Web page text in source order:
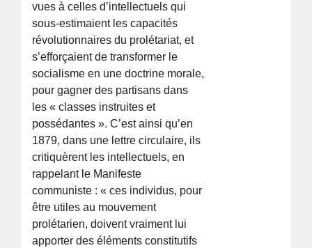
vues à celles d’intellectuels qui
sous-estimaient les capacités
révolutionnaires du prolétariat, et
s’efforçaient de transformer le
socialisme en une doctrine morale,
pour gagner des partisans dans
les « classes instruites et
possédantes ». C’est ainsi qu’en
1879, dans une lettre circulaire, ils
critiquèrent les intellectuels, en
rappelant le Manifeste
communiste : « ces individus, pour
être utiles au mouvement
prolétarien, doivent vraiment lui
apporter des éléments constitutifs